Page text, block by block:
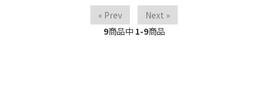
« Prev
Next »
9商品中 1-9商品